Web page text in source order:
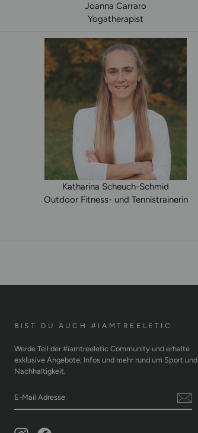
Joanna Carraro
Yogatherapist
Katharina Scheuch-Schmid
Outdoor Fitness- und Tennistrainerin
BIST DU AUCH #IAMTREELETIC
Werde Teil der #iamtreeletic Community und erhalte
exklusive Angebote, Infos und mehr rund um Sport und
Nachhaltigkeit.
MAIL
ADRESSE